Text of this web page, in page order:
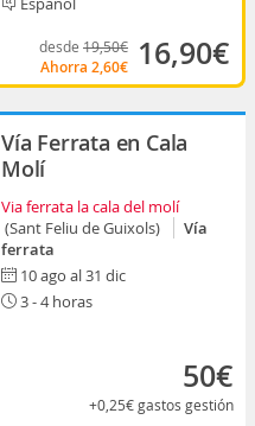
desde 19,50€
Ahorra 2,60€ 16,90€
Vía Ferrata en Cala
Molí
Via ferrata la cala del molí
(Sant Feliu de Guixols)
Vía
ferrata
10 ago al 31 dic
3 - 4 horas
50€
+0,25€gastos gestión